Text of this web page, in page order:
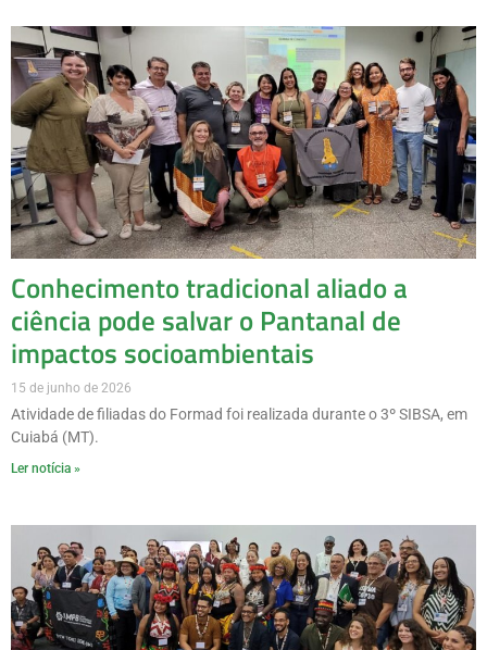
Conhecimento tradicional aliado a
ciência pode salvar o Pantanal de
impactos socioambientais
15 de junho de 2026
Atividade de filiadas do Formad foi realizada durante o 3º SIBSA, em
Cuiabá (MT).
Ler notícia »